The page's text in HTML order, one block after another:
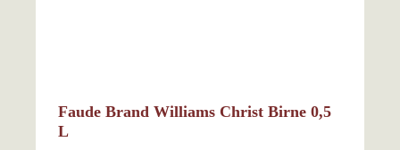
Faude Brand Williams Christ Birne 0,5
L